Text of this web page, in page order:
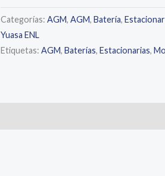
2
-
Batería
Categorías: AGM, AGM, Batería,
Yuasa ENL
Etiquetas: AGM, Baterías, Estacionarias,